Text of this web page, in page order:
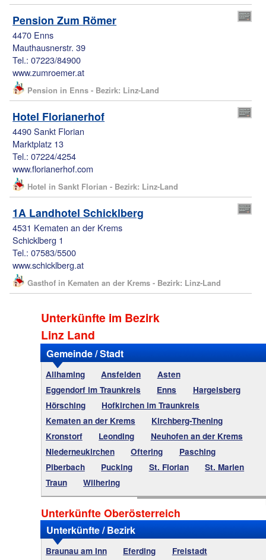
Pension Zum Römer
4470 Enns
Mauthausnerstr. 39
Tel.: 07223/84900
www.zumroemer.at
Pension in Enns - Bezirk: Linz-Land
Hotel Florianerhof
4490 Sankt Florian
Marktplatz 13
Tel.: 07224/4254
www.florianerhof.com
Hotel in Sankt Florian - Bezirk: Linz-Land
1A Landhotel Schicklberg
4531 Kematen an der Krems
Schicklberg 1
Tel.: 07583/5500
www.schicklberg.at
Gasthof in Kematen an der Krems - Bezirk: Linz-Land
Unterkünfte im Bezirk
Linz Land
Gemeinde / Stadt
Allhaming Ansfelden
Asten
Eggendorf im Traunkreis
Enns
Hargelsberg
Hörsching
Hofkirchen im Traunkreis
Kematen an der Krems
Kirchberg-Thening
Kronstorf
Leonding
Neuhofen an der Krems
Niederneukirchen
Oftering
Pasching
Piberbach
Pucking St. Florian
St. Marien
Traun
Wilhering
Unterkünfte Oberösterreich
Unterkünfte / Bezirk
Braunau am Inn Eferding
Freistadt